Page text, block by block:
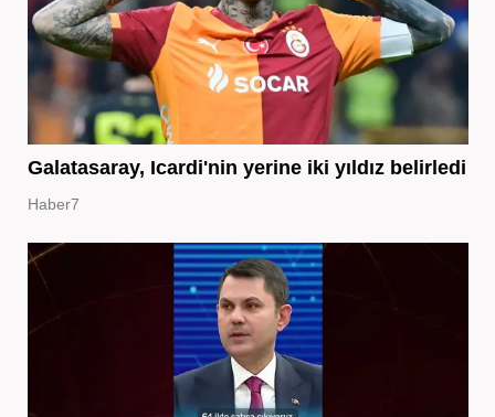
Galatasaray, Icardi'nin yerine iki yıldız belirledi
Haber7